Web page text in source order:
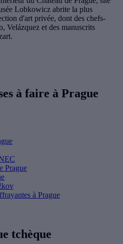
Lobkowicz abrite la plus
d'art privée, dont des chefs-
Velázquez et des manuscrits
à faire à Prague
Prague
à Prague
tchèque